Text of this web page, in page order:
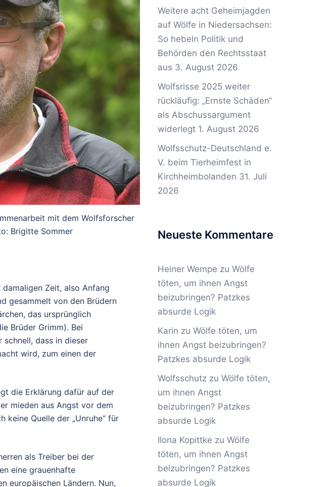
mit dem Wolfsforscher
Brigitte Sommer
Zeit, also Anfang
gesammelt von den Brüdern
das ursprünglich
Brüder Grimm). Bei
schnell, dass in dieser
wird, zum einen der
die Erklärung dafür auf der
mieden aus Angst vor dem
keine Quelle der „Unruhe“ für
als Treiber bei der
eine grauenhafte
europäischen Ländern. Nun,
Weitere acht Geheimjagden
auf Wölfe in Niedersachsen:
So hebeln Politik und
Behörden den Rechtsstaat
aus 3. August 2026
Wolfsrisse 2025 weiter
rückläufig: „Ernste Schäden“
als Abschussargument
widerlegt 1. August 2026
Wolfsschutz-Deutschland e.
V. beim Tierheimfest in
Kirchheimbolanden 31. Juli
2026
Neueste Kommentare
Heiner Wempe zu Wölfe
töten, um ihnen Angst
beizubringen? Patzkes
absurde Logik
Karin zu Wölfe töten, um
ihnen Angst beizubringen?
Patzkes absurde Logik
Wolfsschutzzu Wölfe töten,
um ihnen Angst
beizubringen? Patzkes
absurde Logik
Ilona Kopittke zu Wölfe
töten, um ihnen Angst
beizubringen? Patzkes
absurde Logik